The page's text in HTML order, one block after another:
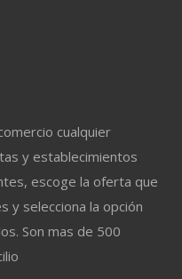
cualquier
y establecimientos
escoge la oferta que
y selecciona la opción
Son mas de 500